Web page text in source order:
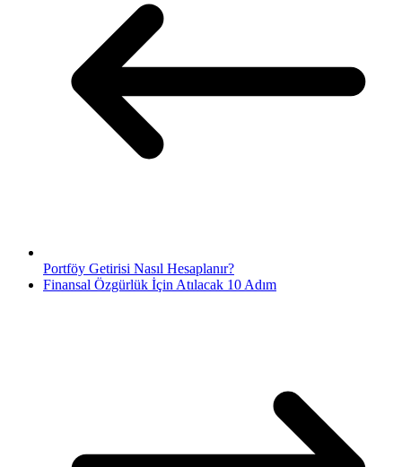
Portföy Getirisi Nasıl Hesaplanır?
Finansal Özgürlük İçin Atılacak 10 Adım